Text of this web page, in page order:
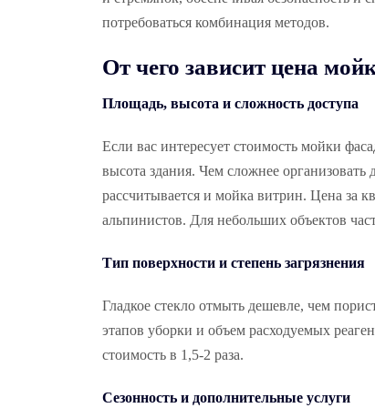
потребоваться комбинация методов.
От чего зависит цена
Площадь, высота и сложность доступа
Если вас интересует стоимость мойки
высота здания. Чем сложнее
рассчитывается и мойка витрин. Цена за
альпинистов. Для небольших объектов
Тип поверхности и степень загрязнения
Гладкое стекло отмыть дешевле, чем
этапов уборки и объем расходуемых
стоимость в 1,5-2 раза.
Сезонность и дополнительные услуги